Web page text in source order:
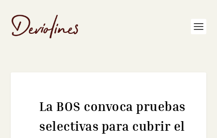
La BOS convoca pruebas
selectivas para cubrir el